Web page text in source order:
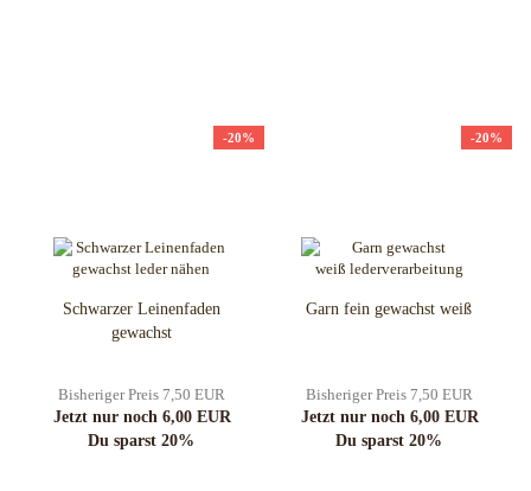
-20%
Schwarzer Leinenfaden
gewachst
Bisheriger Preis 7,50 EUR
Jetzt nur noch 6,00 EUR
Du sparst 20%
-20%
Garn fein gewachst weiß
Bisheriger Preis 7,50 EUR
Jetzt nur noch 6,00 EUR
Du sparst 20%